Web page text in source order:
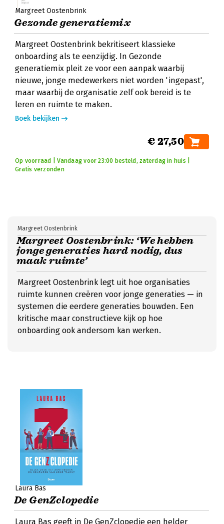
Margreet Oostenbrink
Gezonde generatiemix
Margreet Oostenbrink bekritiseert klassieke
onboarding als te eenzijdig. In Gezonde
generatiemix pleit ze voor een aanpak waarbij
nieuwe, jonge medewerkers niet worden 'ingepast',
maar waarbij de organisatie zelf ook bereid is te
leren en ruimte te maken.
Boek bekijken
€ 27,50
Op voorraad | Vandaag voor 23:00 besteld, zaterdag in huis |
Gratis verzonden
Margreet Oostenbrink: ‘We hebben
jonge generaties hard nodig, dus
maak ruimte’
Margreet Oostenbrink
Margreet Oostenbrink legt uit hoe organisaties
ruimte kunnen creëren voor jonge generaties — in
systemen die eerdere generaties bouwden. Een
kritische maar constructieve kijk op hoe
onboarding ook andersom kan werken.
Laura Bas
De GenZclopedie
Laura Bas geeft in De GenZclopedie een helder